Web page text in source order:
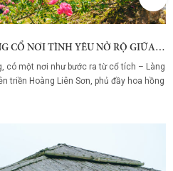
LÀNG HOA HỒNG – NGÔI LÀNG CỔ NƠI TÌNH YÊU NỞ RỘ GIỮA SẮC HỒNG VÀ MÂY NÚI
có một nơi như bước ra từ cổ tích – Làng
triền Hoàng Liên Sơn, phủ đầy hoa hồng